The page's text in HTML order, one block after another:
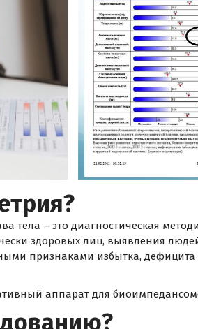
– это диагностическая
здоровых лиц, выявления
признаками избытка, дефицита
аппарат для